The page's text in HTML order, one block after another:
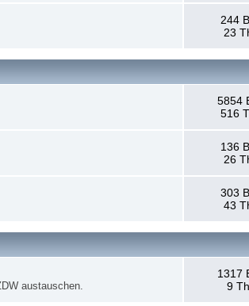
244
23
5854
516
136
26
303
43
austauschen.
1317
9